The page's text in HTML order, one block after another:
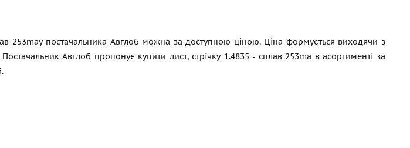
253maу постачальника Авглоб можна за доступною ціною. Ціна формується виходячи з
Авглоб пропонує купити лист, стрічку 1.4835 - сплав 253ma в асортименті за